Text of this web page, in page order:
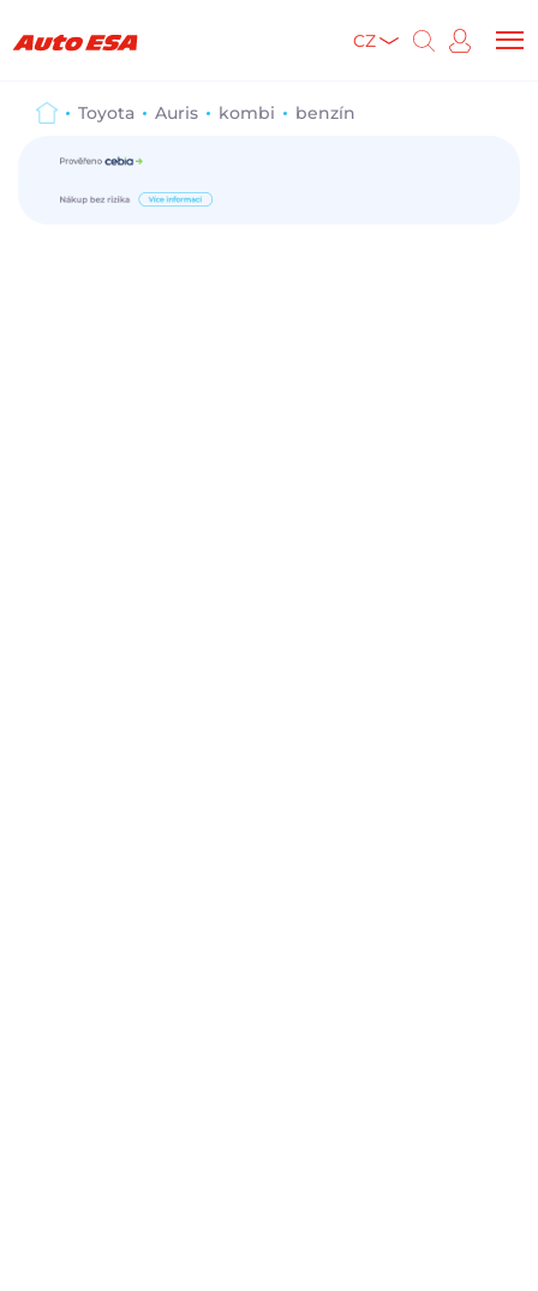
CZ
Toyota Auris kombi benzín